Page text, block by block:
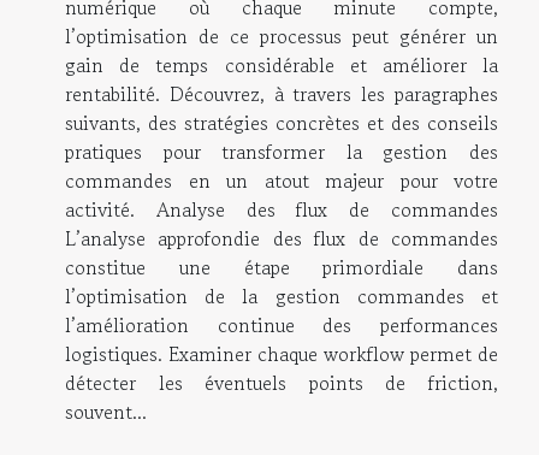
numérique où chaque minute compte,
l’optimisation de ce processus peut générer un
gain de temps considérable et améliorer la
rentabilité. Découvrez, à travers les paragraphes
suivants, des stratégies concrètes et des conseils
pratiques pour transformer la gestion des
commandes en un atout majeur pour votre
activité. Analyse des flux de commandes
L’analyse approfondie des flux de commandes
constitue une étape primordiale dans
l’optimisation de la gestion commandes et
l’amélioration continue des performances
logistiques. Examiner chaque workflow permet de
détecter les éventuels points de friction,
souvent...